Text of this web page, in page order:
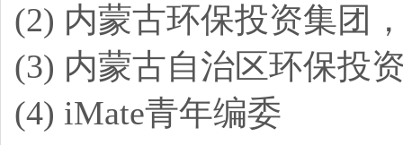
(2) 内蒙古环保投资集团
(3) 内蒙古自治区环保投
(4) iMate青年编委